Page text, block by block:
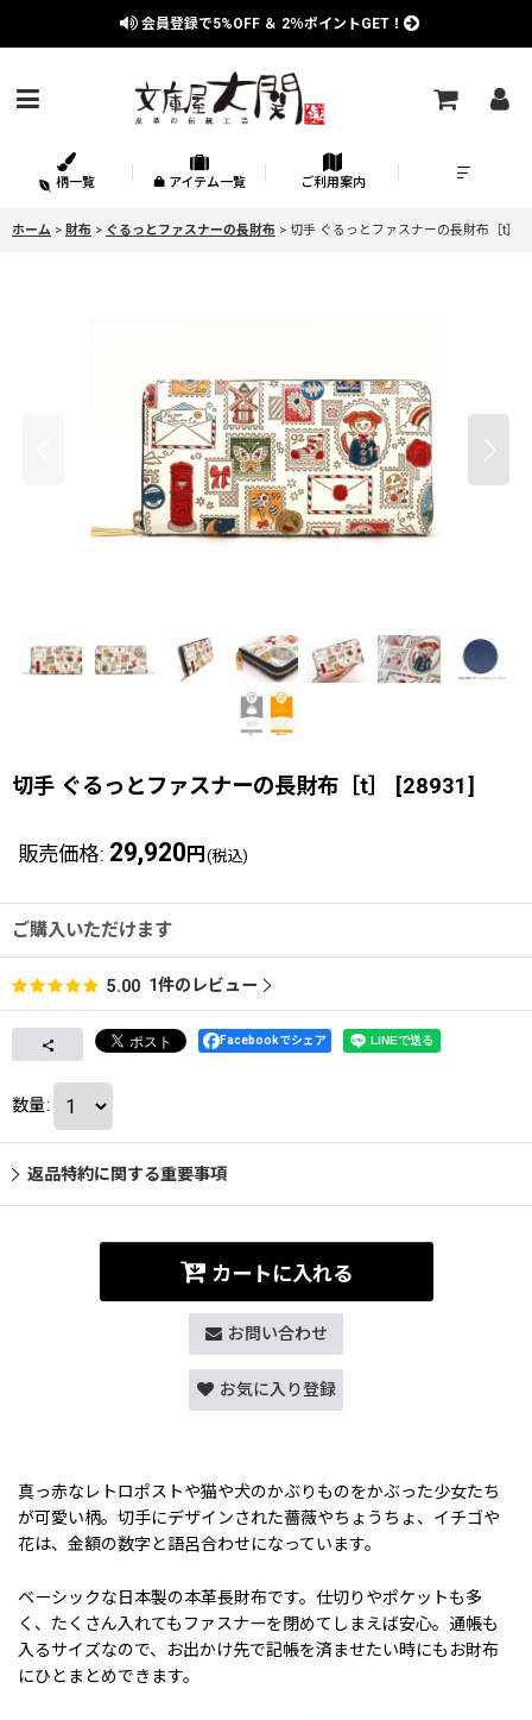
会員登録で5%OFF ＆ 2％ポイントGET！
柄一覧 アイテム一覧 ご利用案内
ホーム > 財布 > ぐるっとファスナーの長財布 > 切手 ぐるっとファスナーの長財布［t］
切手 ぐるっとファスナーの長財布［t］ [28931]
販売価格: 29,920 円 (税込)
ご購入いただけます
5.00 1件のレビュー
Facebookでシェア
数量:
返品特約に関する重要事項
カートに入れる
お問い合わせ
お気に入り登録
真っ赤なレトロポストや猫や犬のかぶりものをかぶった少女たち
が可愛い柄。切手にデザインされた薔薇やちょうちょ、イチゴや
花は、金額の数字と語呂合わせになっています。
ベーシックな日本製の本革長財布です。仕切りやポケットも多
く、たくさん入れてもファスナーを閉めてしまえば安心。通帳も
入るサイズなので、お出かけ先で記帳を済ませたい時にもお財布
にひとまとめできます。